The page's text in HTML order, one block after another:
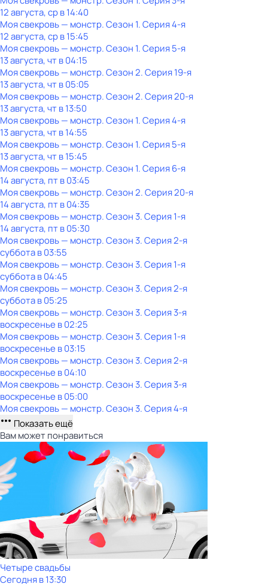
12 августа, ср в 14:40
Моя свекровь — монстр. Сезон 1. Серия 4-я
12 августа, ср в 15:45
Моя свекровь — монстр. Сезон 1. Серия 5-я
13 августа, чт в 04:15
Моя свекровь — монстр. Сезон 2. Серия 19-я
13 августа, чт в 05:05
Моя свекровь — монстр. Сезон 2. Серия 20-я
13 августа, чт в 13:50
Моя свекровь — монстр. Сезон 1. Серия 4-я
13 августа, чт в 14:55
Моя свекровь — монстр. Сезон 1. Серия 5-я
13 августа, чт в 15:45
Моя свекровь — монстр. Сезон 1. Серия 6-я
14 августа, пт в 03:45
Моя свекровь — монстр. Сезон 2. Серия 20-я
14 августа, пт в 04:35
Моя свекровь — монстр. Сезон 3. Серия 1-я
14 августа, пт в 05:30
Моя свекровь — монстр. Сезон 3. Серия 2-я
субботав03:55
Моя свекровь — монстр. Сезон 3. Серия 1-я
субботав04:45
Моя свекровь — монстр. Сезон 3. Серия 2-я
субботав05:25
Моя свекровь — монстр. Сезон 3. Серия 3-я
воскресенье в02:25
Моя свекровь — монстр. Сезон 3. Серия 1-я
воскресенье в03:15
Моя свекровь — монстр. Сезон 3. Серия 2-я
воскресенье в04:10
Моя свекровь — монстр. Сезон 3. Серия 3-я
воскресенье в05:00
Моя свекровь — монстр. Сезон 3. Серия 4-я
Показать ещё
Вам может понравиться
Четыре свадьбы
Сегодня в 13:30